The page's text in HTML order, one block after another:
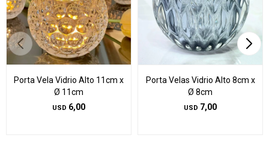
Porta Vela Vidrio Alto 11cm x
Ø 11cm
USD 6,00
Porta Velas Vidrio Alto 8cm x
Ø 8cm
USD 7,00